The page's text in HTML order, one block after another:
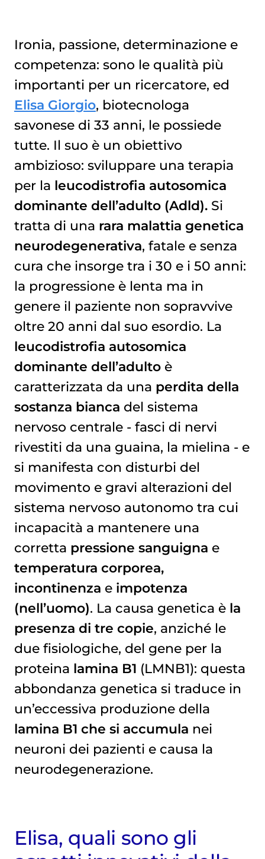
Qual è il senso profondo che ti spinge a fare ricerca ogni giorno?
Ironia, passione, determinazione e
competenza: sono le qualità più
importanti per un ricercatore, ed
Elisa Giorgio, biotecnologa
savonese di 33 anni, le possiede
tutte. Il suo è un obiettivo
ambizioso: sviluppare una terapia
per la leucodistrofia autosomica
dominante dell’adulto (Adld).Si
tratta di una rara malattia genetica
neurodegenerativa, fatale e senza
cura che insorge tra i 30 e i 50 anni:
la progressione è lenta ma in
genere il paziente non sopravvive
oltre 20 anni dal suo esordio. La
leucodistrofia autosomica
dominante dell’adulto è
caratterizzata da una perdita della
sostanza bianca del sistema
nervoso centrale - fasci di nervi
rivestiti da una guaina, la mielina - e
si manifesta con disturbi del
movimento e gravi alterazioni del
sistema nervoso autonomo tra cui
incapacità a mantenere una
corretta pressione sanguigna e
temperatura corporea,
incontinenza eimpotenza
(nell’uomo). La causa genetica è la
presenza di tre copie, anziché le
due fisiologiche, del gene per la
proteina lamina B1 (LMNB1): questa
abbondanza genetica si traduce in
un’eccessiva produzione della
lamina B1 che si accumula nei
neuroni dei pazienti e causa la
neurodegenerazione.
Elisa, quali sono gli